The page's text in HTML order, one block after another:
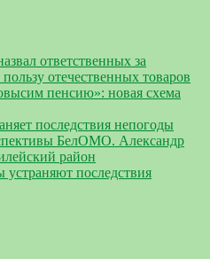
ответственных за
отечественных товаров
пенсию»: новая схема
последствия непогоды
БелОМО. Александр
район
последствия